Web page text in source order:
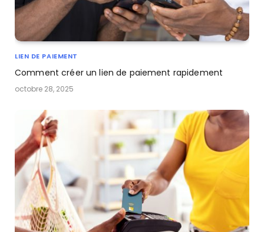
LIEN DE PAIEMENT
Comment créer un lien de paiement rapidement
octobre 28, 2025